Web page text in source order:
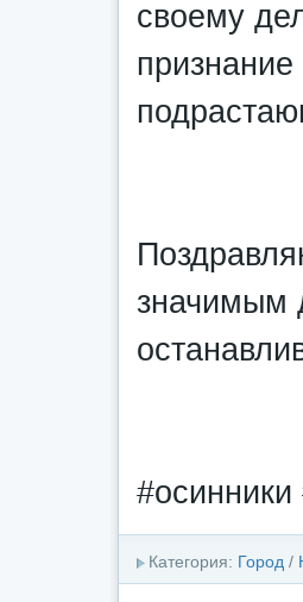
своему
значимым
#осинники
Категория: Город /